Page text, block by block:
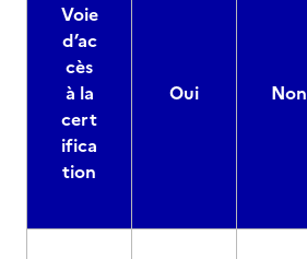
Voie
d’ac
cès
à la
cert
ifica
tion
Oui Non